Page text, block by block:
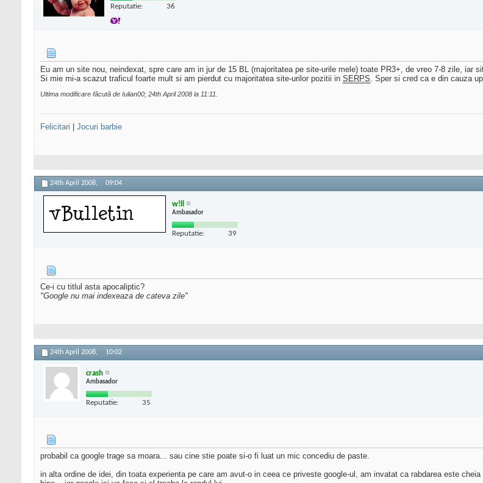
Reputatie: 36
Eu am un site nou, neindexat, spre care am in jur de 15 BL (majoritatea pe site-urile mele) toate PR3+, de vreo 7-8 zile, iar
Si mie mi-a scazut traficul foarte mult si am pierdut cu majoritatea site-urilor pozitii in SERPS. Sper si cred ca e din cauza
Ultima modificare făcută de Iulian00; 24th April 2008 la 11:11
Felicitari Jocuri barbie
24th April 2008, 09:04
w!ll
Ambasador
Reputatie: 39
Ce-i cu titlul asta apocaliptic?
"Google nu mai indexeaza de cateva zile"
24th April 2008, 10:02
crash
Ambasador
Reputatie: 35
probabil ca google trage sa moara... sau cine stie poate si-o fi luat un mic concediu de paste.
in alta ordine de idei, din toata experienta pe care am avut-o in ceea ce priveste google-ul, am invatat ca rabdarea este